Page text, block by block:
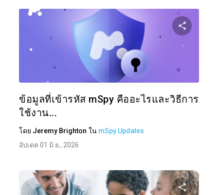
ข้อมูลที่เข้ารหัส mSpy คืออะไรและวิธีการ
ใช้งาน...
โดย Jeremy Brighton ใน mSpy Updates
อัปเดต 01 มิ.ย., 2026